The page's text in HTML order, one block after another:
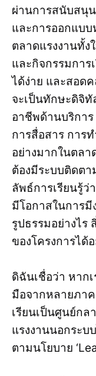
ผ่านการสนับสนุ
และการออกแบ
ตลาดแรงงานทั้
และกิจกรรมการ
ได้ง่าย และสอด
จะเป็นทักษะดิจิ
อาชีพด้านบริกา
การสื่อสาร การ
อย่างมากในตลา
ต้องมีระบบติดตา
ลัพธ์การเรียนรู้ว่
มีโอกาสในการมี
รูปธรรมอย่างไร
ของโครงการได้
ดิฉันเชื่อว่า หาก
มือจากหลายภา
เรียนเป็นศูนย์กล
แรงงานนอกระ
ตามนโยบาย